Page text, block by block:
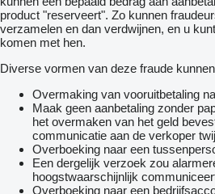
product "reserveert". Zo kunnen
verzamelen en dan verdwijnen, en u
komen met hen.
Diverse vormen van deze fraude
Overmaking van vooruitbetaling
Maak geen aanbetaling zonder
het overmaken van het geld
communicatie aan de verkoper
Overboeking naar een
Een dergelijk verzoek zou
hoogstwaarschijnlijk
Overboeking naar een